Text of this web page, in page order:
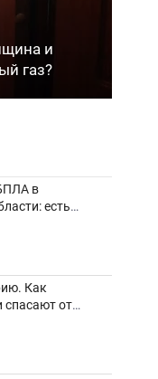
и
газ?
в
есть
Как
спасают от